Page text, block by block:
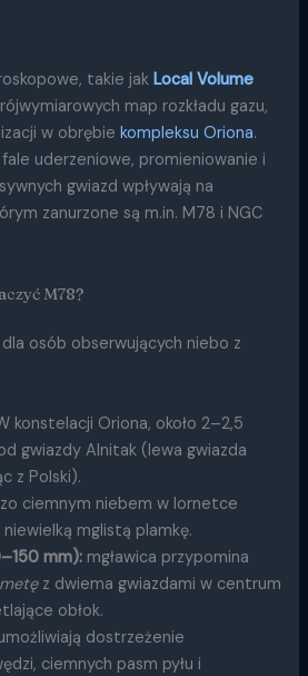
takie jakLocal Volume
map rozkładu gazu,
w obrębiekompleksu Oriona.
uderzeniowe, promieniowanie i
gwiazd wpływają na
zanurzone są m.in. M78 i NGC
M78?
osób obserwujących niebo z
konstelacji Oriona, około 2–2,5
gwiazdy Alnitak (lewa gwiazda
z Polski).
ciemnym niebem w lornetce
mglistą plamkę.
mm): mgławica przypomina
z dwiema gwiazdami w centrum
obłok.
dostrzeżenie
ciemnych pasm pyłu i